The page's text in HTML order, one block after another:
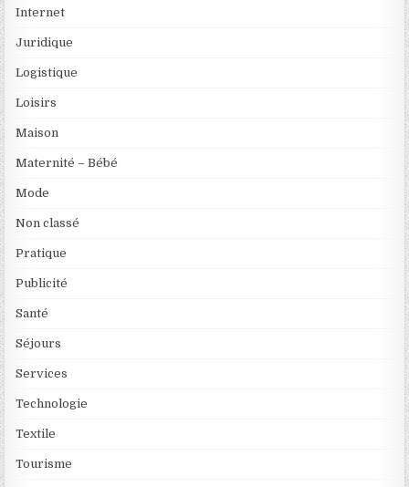
Internet
Juridique
Logistique
Loisirs
Maison
Maternité – Bébé
Mode
Non classé
Pratique
Publicité
Santé
Séjours
Services
Technologie
Textile
Tourisme